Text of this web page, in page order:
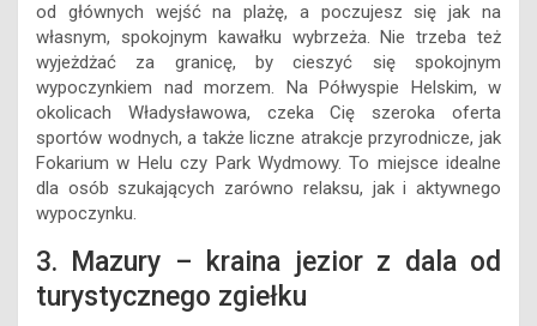
od głównych wejść na plażę, a poczujesz się jak na
własnym, spokojnym kawałku wybrzeża. Nie trzeba też
wyjeżdżać za granicę, by cieszyć się spokojnym
wypoczynkiem nad morzem. Na Półwyspie Helskim, w
okolicach Władysławowa, czeka Cię szeroka oferta
sportów wodnych, a także liczne atrakcje przyrodnicze, jak
Fokarium w Helu czy Park Wydmowy. To miejsce idealne
dla osób szukających zarówno relaksu, jak i aktywnego
wypoczynku.
3. Mazury – kraina jezior z dala od
turystycznego zgiełku